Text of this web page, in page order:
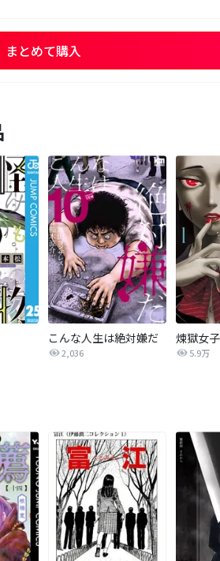
まとめて購入
こんな人生は絶対嫌だ
2,036
煉獄女子
5.9万